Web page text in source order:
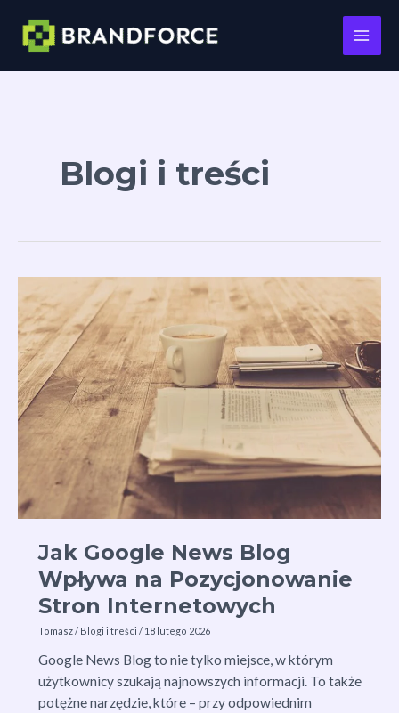
Main
Blogi i treści
Jak Google News Blog
Wpływa na Pozycjonowanie
Stron Internetowych
Tomasz/ Blogi i treści / 18 lutego 2026
Google News Blog to nie tylko miejsce, w którym
użytkownicy szukają najnowszych informacji. To także
potężne narzędzie, które – przy odpowiednim